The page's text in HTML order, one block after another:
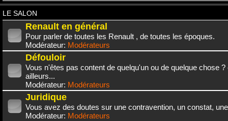
LE SALON
Renault en général
Pour parler de toutes les Renault , de toutes les époques.
Modérateur: Modérateurs
Défouloir
Vous n'êtes pas content de quelqu'un ou de quelque chose
ailleurs...
Modérateur: Modérateurs
Juridique
Vous avez des doutes sur une contravention, un constat,
Modérateur: Modérateurs